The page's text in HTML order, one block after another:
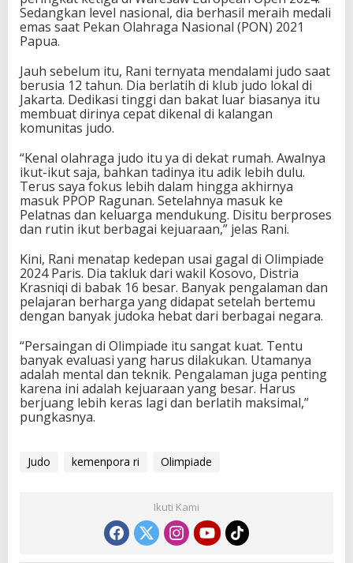
a
h
u
Sedangkan level nasional, dia berhasil meraih medali
emas saat Pekan Olahraga Nasional (PON) 2021
Papua.
Jauh sebelum itu, Rani ternyata mendalami judo saat
berusia 12 tahun. Dia berlatih di klub judo lokal di
Jakarta. Dedikasi tinggi dan bakat luar biasanya itu
membuat dirinya cepat dikenal di kalangan
komunitas judo.
“Kenal olahraga judo itu ya di dekat rumah. Awalnya
ikut-ikut saja, bahkan tadinya itu adik lebih dulu.
Terus saya fokus lebih dalam hingga akhirnya
masuk PPOP Ragunan. Setelahnya masuk ke
Pelatnas dan keluarga mendukung. Disitu berproses
dan rutin ikut berbagai kejuaraan,” jelas Rani.
Kini, Rani menatap kedepan usai gagal di Olimpiade
2024 Paris. Dia takluk dari wakil Kosovo, Distria
Krasniqi di babak 16 besar. Banyak pengalaman dan
pelajaran berharga yang didapat setelah bertemu
dengan banyak judoka hebat dari berbagai negara.
“Persaingan di Olimpiade itu sangat kuat. Tentu
banyak evaluasi yang harus dilakukan. Utamanya
adalah mental dan teknik. Pengalaman juga penting
karena ini adalah kejuaraan yang besar. Harus
berjuang lebih keras lagi dan berlatih maksimal,”
pungkasnya.
Judo kemenpora ri Olimpiade
Ikuti Kami